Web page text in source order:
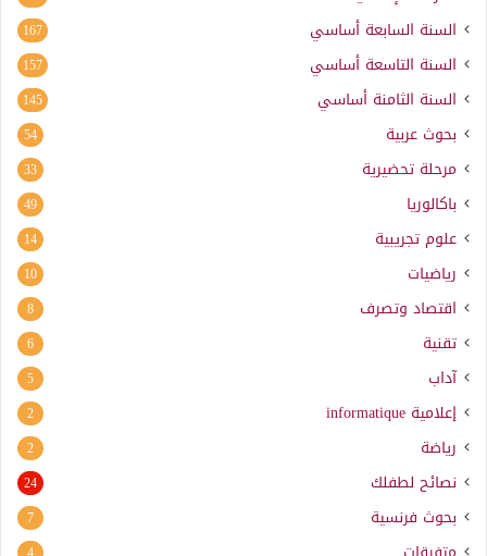
السنة السابعة أساسي 167
السنة التاسعة أساسي 157
السنة الثامنة أساسي 145
بحوث عربية 54
مرحلة تحضيرية 33
باكالوريا 49
علوم تجريبية 14
رياضيات 10
اقتصاد وتصرف 8
تقنية 6
آداب 5
إعلامية informatique
2
رياضة 2
نصائح لطفلك 24
بحوث فرنسية 7